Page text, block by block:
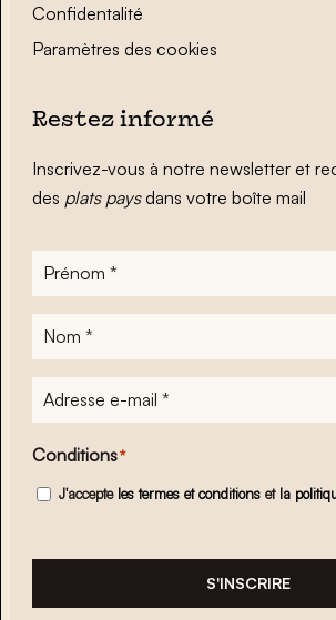
Confidentalité
Paramètres des cookies
Restez informé
Inscrivez-vous à notre newsletter et
des plats paysdans votre boîte mail
Prénom
Nom
Adresse
e-
mail*
Conditions*
J'accepte les termes et conditions et la
S'INSCRIRE